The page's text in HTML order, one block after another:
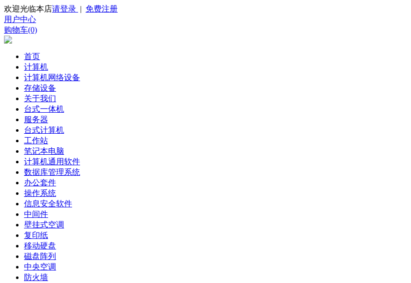
欢迎光临本店请登录 | 免费注册
用户中心
购物车(0)
首页
计算机
计算机网络设备
存储设备
关于我们
台式一体机
服务器
台式计算机
工作站
笔记本电脑
计算机通用软件
数据库管理系统
办公套件
操作系统
信息安全软件
中间件
壁挂式空调
复印纸
移动硬盘
磁盘阵列
中央空调
防火墙